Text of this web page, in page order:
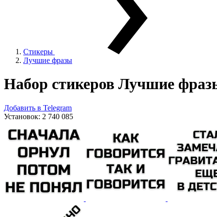
Стикеры
Лучшие фразы
Набор стикеров Лучшие
Добавить в Telegram
Установок: 2 740 085